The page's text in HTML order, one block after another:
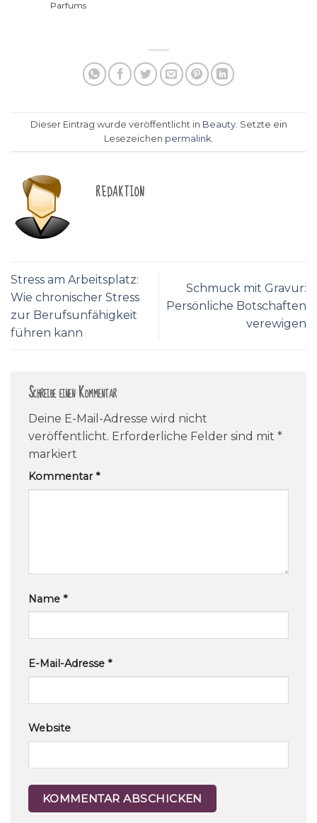
Parfums
Dieser Eintrag wurde veröffentlicht in Beauty. Setzte ein
Lesezeichen permalink
REDAKTION
Stress am Arbeitsplatz:
Wie chronischer Stress
zur Berufsunfähigkeit
führen kann
Schmuck mit Gravur:
Persönliche Botschaften
verewigen
Schreibe einen Kommentar
Deine E-Mail-Adresse wird nicht
veröffentlicht. Erforderliche Felder sind mit *
markiert
Kommentar*
Name *
E-Mail-Adresse *
Website